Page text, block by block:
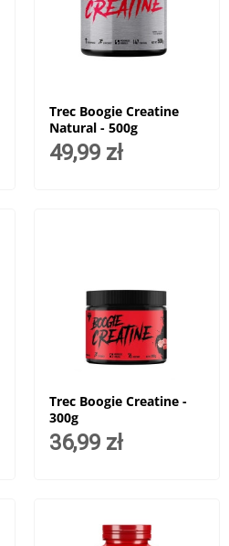
Trec Boogie Creatine
Natural - 500g
49,99 zł
Trec Boogie Creatine -
300g
36,99 zł